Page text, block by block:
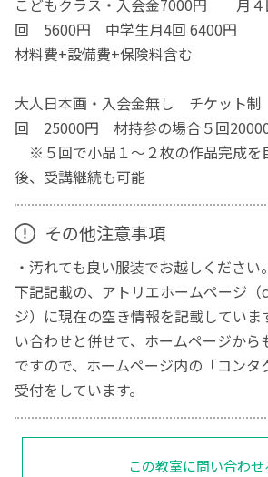
こどもクラス・入会金7000円 月
回 5600円 中学生月4回 6400円
材料費+設備費+保険料含む
大人日本画・入会金無し チケット
回 25000円 材持参の場合５回
※５回で小品１～２枚の作品完成
後、受講継続も可能
その他注意事項
・汚れても良い服装でお越しください。
下記記載の、アトリエホームページ
ジ）に現在の空き情報を記載していま
い合わせと併せて、ホームページか
ですので、ホームページ内の「コンタ
受付をしています。
この教室に問い合わせ